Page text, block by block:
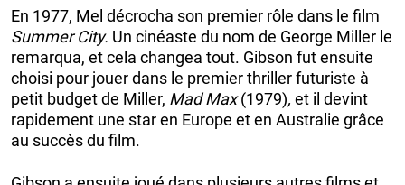
En 1977, Mel décrocha son premier rôle dans le film
Summer City. Un cinéaste du nom de George Miller le
remarqua, et cela changea tout. Gibson fut ensuite
choisi pour jouer dans le premier thriller futuriste à
petit budget de Miller, Mad Max(1979), et il devint
rapidement une star en Europe et en Australie grâce
au succès du film.